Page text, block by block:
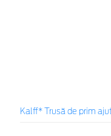
Kalff* Trusă de prim